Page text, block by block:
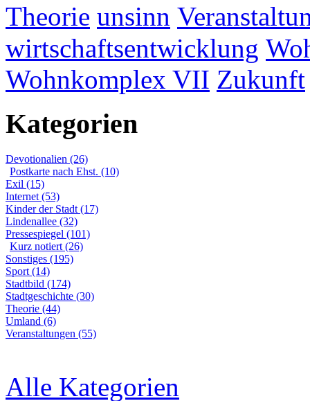
Theorie unsinn
wirtschaftsentwicklung
Wohnkomplex VII Zukunft
Kategorien
Devotionalien (26)
Postkarte nach Ehst. (10)
Exil (15)
Internet (53)
Kinder der Stadt (17)
Lindenallee (32)
Pressespiegel (101)
Kurz notiert (26)
Sonstiges (195)
Sport (14)
Stadtbild (174)
Stadtgeschichte (30)
Theorie (44)
Umland (6)
Veranstaltungen (55)
Alle Kategorien